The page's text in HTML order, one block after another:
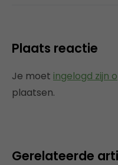
Plaats reactie
Je moet ingelogd zijn
plaatsen.
Gerelateerde